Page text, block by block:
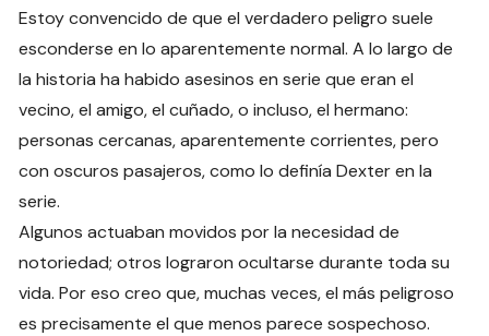
Estoy convencido de que el verdadero peligro suele
esconderse en lo aparentemente normal. A lo largo de
la historia ha habido asesinos en serie que eran el
vecino, el amigo, el cuñado, o incluso, el hermano:
personas cercanas, aparentemente corrientes, pero
con oscuros pasajeros, como lo definía Dexter en la
serie.
Algunos actuaban movidos por la necesidad de
notoriedad; otros lograron ocultarse durante toda su
vida. Por eso creo que, muchas veces, el más peligroso
es precisamente el que menos parece sospechoso.